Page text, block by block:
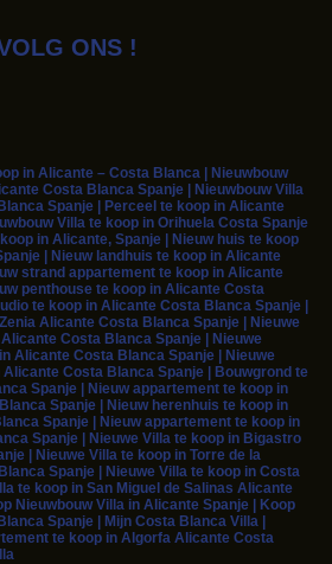
ONS !
in Alicante – Costa Blanca | Nieuwbouw
Costa Blanca Spanje | Nieuwbouw Villa
Spanje | Perceel te koop in Alicante
Villa te koop in Orihuela Costa Spanje
in Alicante, Spanje | Nieuw huis te koop
| Nieuw landhuis te koop in Alicante
strand appartement te koop in Alicante
penthouse te koop in Alicante Costa
te koop in Alicante Costa Blanca Spanje |
Alicante Costa Blanca Spanje | Nieuwe
Costa Blanca Spanje | Nieuwe
Alicante Costa Blanca Spanje | Nieuwe
Costa Blanca Spanje | Bouwgrond te
Spanje | Nieuw appartement te koop in
Spanje | Nieuw herenhuis te koop in
Spanje | Nieuw appartement te koop in
Spanje | Nieuwe Villa te koop in Bigastro
| Nieuwe Villa te koop in Torre de la
Spanje | Nieuwe Villa te koop in Costa
te koop in San Miguel de Salinas Alicante
Nieuwbouw Villa in Alicante Spanje | Koop
Spanje | Mijn Costa Blanca Villa |
te koop in Algorfa Alicante Costa